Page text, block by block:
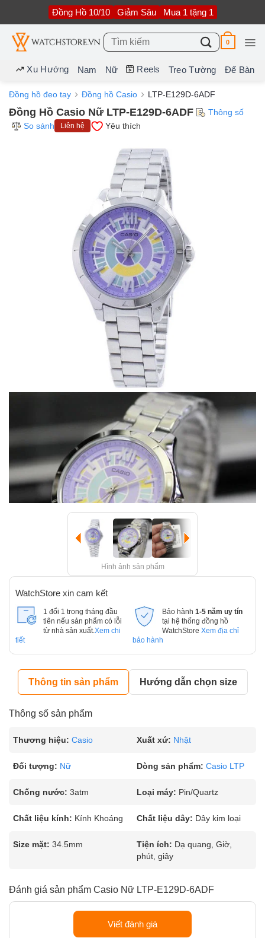
nội
dung
Đồng Hồ 10/10 Giảm Sâu Mua 1 tặng 1
Tìm
kiếm:
0
Xu Hướng Nam Nữ Reels Treo Tường Để Bàn
Đồng hồ đeo tay Đồng hồ Casio LTP-E129D-6ADF
Đồng Hồ Casio Nữ LTP-E129D-6ADF
Thông số
So sánh
Liên hệ Yêu thích
Hình ảnh sản phẩm
WatchStore xin cam kết
1 đổi 1 trong tháng đầu
tiên nếu sản phẩm có lỗi
từ nhà sản xuất. Xem chi
tiết
Bảo hành 1-5 năm uy tín
tại hệ thống đồng hồ
WatchStore Xem địa chỉ
bảo hành
Thông tin sản phẩm Hướng dẫn chọn size
Thông số sản phẩm
Thương hiệu: Casio Xuất xứ: Nhật
Đối tượng: Nữ Dòng sản phẩm: Casio LTP
Chống nước: 3atm Loại máy: Pin/Quartz
Chất liệu kính: Kính Khoáng Chất liệu dây: Dây kim loại
Size mặt: 34.5mm Tiện ích: Dạ quang, Giờ,
phút, giây
Đánh giá sản phẩm Casio Nữ LTP-E129D-6ADF
Viết đánh giá